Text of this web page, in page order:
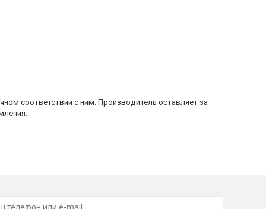
соответствии с ним. Производитель оставляет за